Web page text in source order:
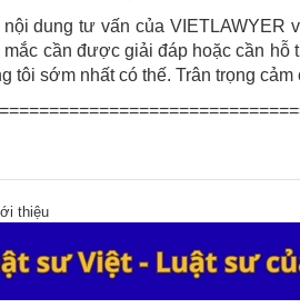
dung tư vấn của VIETLAWYER
mắc cần được giải đáp hoặc cần hỗ
tôi sớm nhất có thế. Trân trọng cảm
thiệu